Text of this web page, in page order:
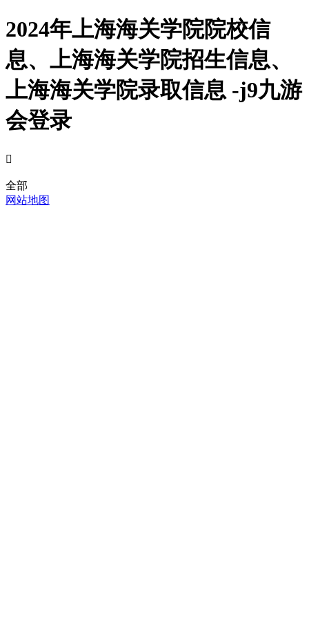
2024年上海海关学院院校信
息、上海海关学院招生信息、
上海海关学院录取信息 -j9九游
会登录

全部
网站地图